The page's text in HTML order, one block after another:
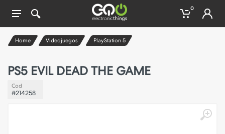
0
Home Videojuegos PlayStation 5
PS5 EVIL DEAD THE GAME
Cod
#214258